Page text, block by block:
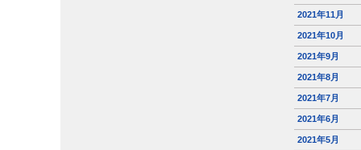
2021年11月
2021年10月
2021年9月
2021年8月
2021年7月
2021年6月
2021年5月